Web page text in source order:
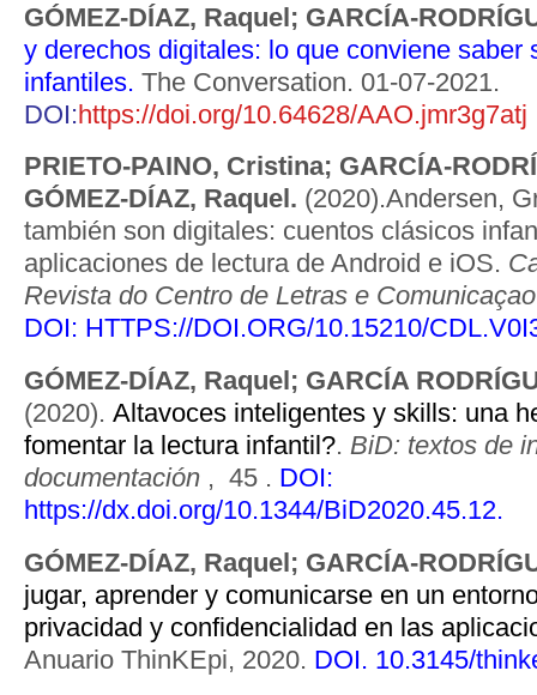
GÓMEZ-DÍAZ, Raquel; GARCÍA-
y derechos digitales: lo que conviene saber
infantiles. The Conversation. 01-07-2021.
DOI:https://doi.org/10.64628/AAO.jmr3g7atj
PRIETO-PAINO, Cristina; GARCÍA-
GÓMEZ-DÍAZ, Raquel. (2020).Andersen,
también son digitales: cuentos clásicos
aplicaciones de lectura de Android e iOS.
Revista do Centro de Letras e Comunicaçao
DOI: HTTPS://DOI.ORG/10.15210/
GÓMEZ-DÍAZ, Raquel; GARCÍA
(2020). Altavoces inteligentes y skills: una
fomentar la lectura infantil?. BiD: textos de
documentación , 45 . DOI:
https://dx.doi.org/10.1344/BiD2020.45.12.
GÓMEZ-DÍAZ, Raquel; GARCÍA-
jugar, aprender y comunicarse en un
privacidad y confidencialidad en las
Anuario ThinKEpi, 2020. DOI. 10.3145/